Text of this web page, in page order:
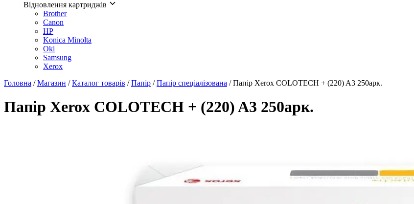
Відновлення картриджів
Brother
Canon
HP
Konica Minolta
Oki
Samsung
Xerox
Головна /Магазин /Каталог товарів /Папір /Папір спеціалізована / Папір Xerox COLOTECH + (220) A3 250арк.
Папір Xerox COLOTECH + (220) A3 250арк.